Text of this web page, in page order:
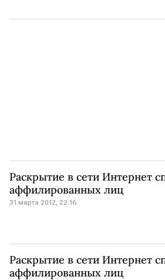
Раскрытие в сети Интернет
аффилированных лиц
31 марта 2012, 22:16
Раскрытие в сети Интернет
аффилированных лиц